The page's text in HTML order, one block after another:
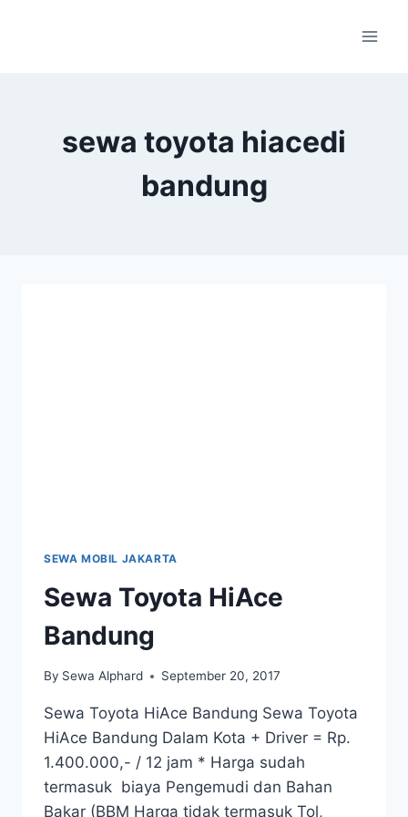
sewa toyota hiacedi
bandung
SEWA MOBIL JAKARTA
Sewa Toyota HiAce
Bandung
By Sewa Alphard September 20, 2017
Sewa Toyota HiAce Bandung Sewa Toyota
HiAce Bandung Dalam Kota + Driver = Rp.
1.400.000,- / 12 jam * Harga sudah
termasuk biaya Pengemudi dan Bahan
Bakar (BBM Harga tidak termasuk Tol,